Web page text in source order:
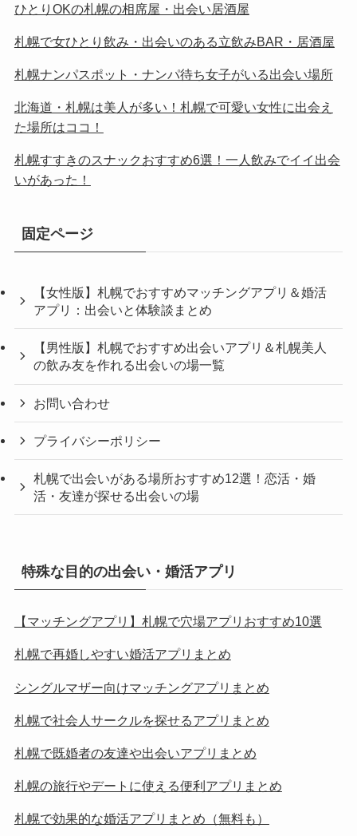
ひとりOKの札幌の相席屋・出会い居酒屋
札幌で女ひとり飲み・出会いのある立飲みBAR・居酒屋
札幌ナンパスポット・ナンパ待ち女子がいる出会い場所
北海道・札幌は美人が多い！札幌で可愛い女性に出会え
た場所はココ！
札幌すすきのスナックおすすめ6選！一人飲みでイイ出会
いがあった！
固定ページ
【女性版】札幌でおすすめマッチングアプリ＆婚活
アプリ：出会いと体験談まとめ
【男性版】札幌でおすすめ出会いアプリ＆札幌美人
の飲み友を作れる出会いの場一覧
お問い合わせ
プライバシーポリシー
札幌で出会いがある場所おすすめ12選！恋活・婚
活・友達が探せる出会いの場
特殊な目的の出会い・婚活アプリ
【マッチングアプリ】札幌で穴場アプリおすすめ10選
札幌で再婚しやすい婚活アプリまとめ
シングルマザー向けマッチングアプリまとめ
札幌で社会人サークルを探せるアプリまとめ
札幌で既婚者の友達や出会いアプリまとめ
札幌の旅行やデートに使える便利アプリまとめ
札幌で効果的な婚活アプリまとめ（無料も）